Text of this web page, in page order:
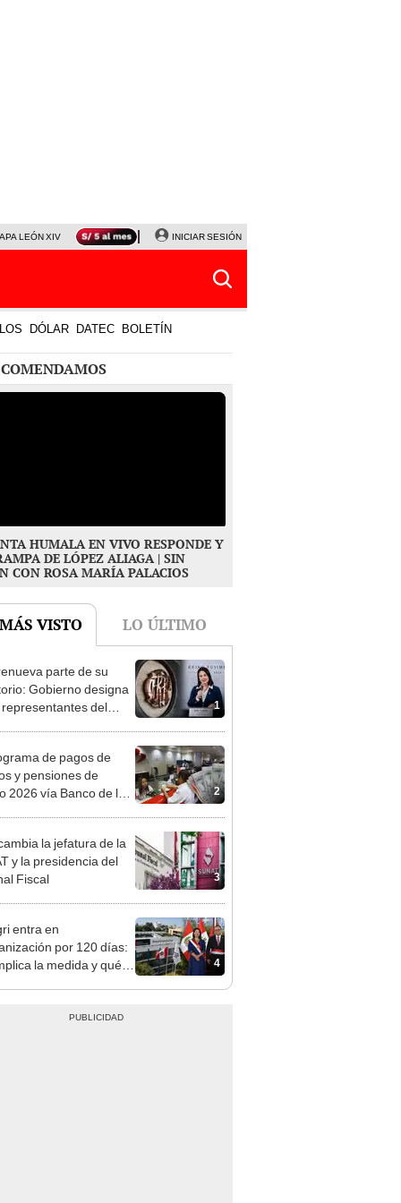
LEÓN XIV NALDY SALDAÑA LA BELLA LUZ
INICIAR SESIÓN
DÓLAR DATEC BOLETÍN
HUMALA EN VIVO RESPONDE Y
DE LÓPEZ ALIAGA | SIN
CON ROSA MARÍA PALACIOS
VISTO LO ÚLTIMO
1
parte de su
Gobierno designa
representantes del
2
de pagos de
y pensiones de
2026 vía Banco de la
3
la jefatura de la
y la presidencia del
Fiscal
4
entra en
por 120 días:
la medida y qué